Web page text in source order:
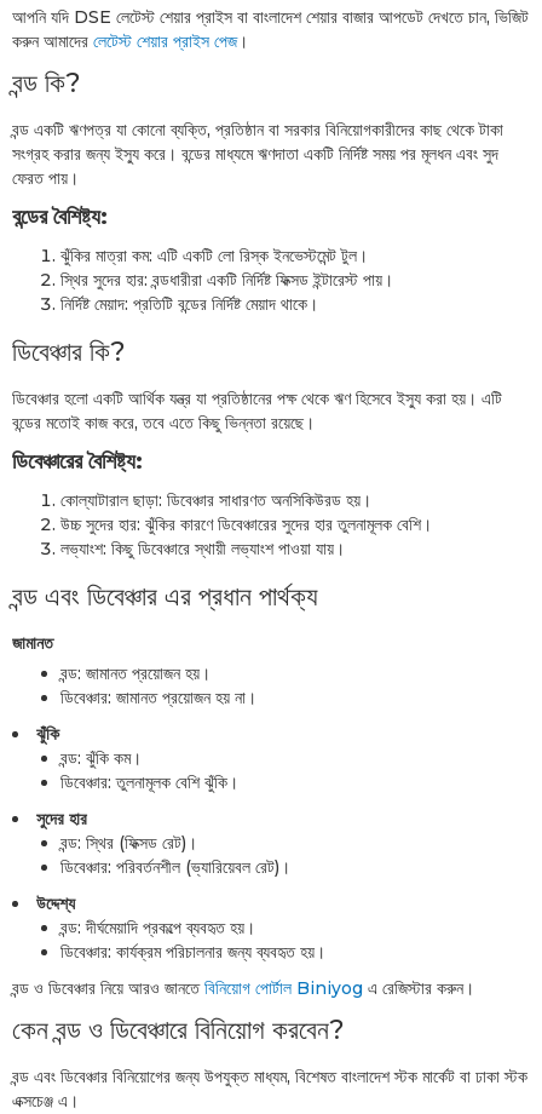
আপনি যদি DSE লেটেস্ট শেয়ার প্রাইস বা বাংলাদেশ শেয়ার বাজার আপডেট দেখতে চান, ভিজিট
করুন আমাদের লেটেস্ট শেয়ার প্রাইস পেজ।
বন্ড কি?
বন্ড একটি ঋণপত্র যা কোনো ব্যক্তি, প্রতিষ্ঠান বা সরকার বিনিয়োগকারীদের কাছ থেকে টাকা
সংগ্রহ করার জন্য ইস্যু করে। বন্ডের মাধ্যমে ঋণদাতা একটি নির্দিষ্ট সময় পর মূলধন এবং সুদ
ফেরত পায়।
বন্ডের বৈশিষ্ট্য:
ঝুঁকির মাত্রা কম: এটি একটি লো রিস্ক ইনভেস্টমেন্ট টুল।
স্থির সুদের হার: বন্ডধারীরা একটি নির্দিষ্ট ফিক্সড ইন্টারেস্ট পায়।
নির্দিষ্ট মেয়াদ: প্রতিটি বন্ডের নির্দিষ্ট মেয়াদ থাকে।
ডিবেঞ্চার কি?
ডিবেঞ্চার হলো একটি আর্থিক যন্ত্র যা প্রতিষ্ঠানের পক্ষ থেকে ঋণ হিসেবে ইস্যু করা হয়। এটি
বন্ডের মতোই কাজ করে, তবে এতে কিছু ভিন্নতা রয়েছে।
ডিবেঞ্চারের বৈশিষ্ট্য:
কোল্যাটারাল ছাড়া: ডিবেঞ্চার সাধারণত অনসিকিউরড হয়।
উচ্চ সুদের হার: ঝুঁকির কারণে ডিবেঞ্চারের সুদের হার তুলনামূলক বেশি।
লভ্যাংশ: কিছু ডিবেঞ্চারে স্থায়ী লভ্যাংশ পাওয়া যায়।
বন্ড এবং ডিবেঞ্চার এর প্রধান পার্থক্য
জামানত
বন্ড: জামানত প্রয়োজন হয়।
ডিবেঞ্চার: জামানত প্রয়োজন হয় না।
ঝুঁকি
বন্ড: ঝুঁকি কম।
ডিবেঞ্চার: তুলনামূলক বেশি ঝুঁকি।
সুদের হার
বন্ড: স্থির (ফিক্সড রেট)।
ডিবেঞ্চার: পরিবর্তনশীল (ভ্যারিয়েবল রেট)।
উদ্দেশ্য
বন্ড: দীর্ঘমেয়াদি প্রকল্পে ব্যবহৃত হয়।
ডিবেঞ্চার: কার্যক্রম পরিচালনার জন্য ব্যবহৃত হয়।
বন্ড ও ডিবেঞ্চার নিয়ে আরও জানতেবিনিয়োগ পোর্টাল Biniyog এ রেজিস্টার করুন।
কেন বন্ড ও ডিবেঞ্চারে বিনিয়োগ করবেন?
বন্ড এবং ডিবেঞ্চার বিনিয়োগের জন্য উপযুক্ত মাধ্যম, বিশেষত বাংলাদেশ স্টক মার্কেট বা ঢাকা স্টক
এক্সচেঞ্জ এ।